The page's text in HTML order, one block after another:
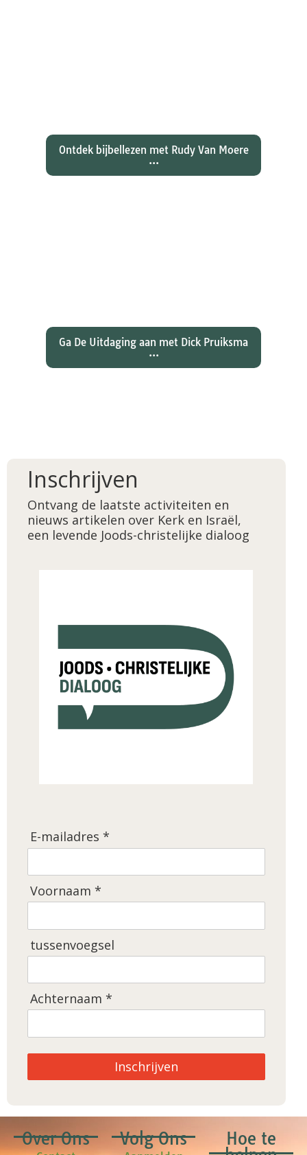
Ontdek bijbellezen met Rudy Van Moere
...
Ga De Uitdaging aan met Dick Pruiksma
...
Inschrijven
Ontvang de laatste activiteiten en
nieuws artikelen over Kerk en Israël,
een levende Joods-christelijke dialoog
E-mailadres *
Voornaam *
tussenvoegsel
Achternaam *
Inschrijven
Over Ons Volg Ons
Hoe te